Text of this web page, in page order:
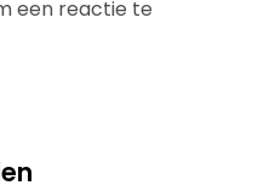
een reactie te